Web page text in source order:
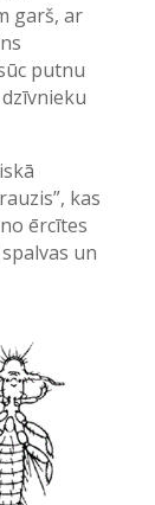
garš, ar
putnu
kas
ērcītes
un